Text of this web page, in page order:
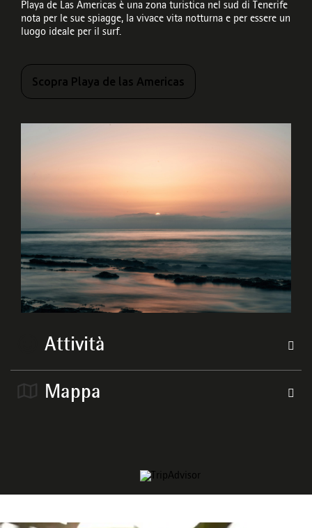
Playa de Las Americas è una zona turistica nel sud di Tenerife
nota per le sue spiagge, la vivace vita notturna e per essere un
luogo ideale per il surf.
Scopra Playa de las Americas
Attività
Mappa